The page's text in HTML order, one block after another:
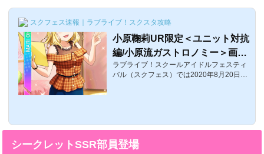
スクフェス速報｜ラブライブ！スクスタ攻略
小原鞠莉UR限定＜ユニット対抗
編/小原流ガストロノミー＞画像
と特技と評価【ラブライブ！ス
クフェス】
ラブライブ！スクールアイドルフェスティ
バル（スクフェス）では2020年8月20日0:
効果などを紹介します。小原鞠莉UR限定
覚醒後 体力スマイルピュアクールレベル15
シークレットSSR部員登場